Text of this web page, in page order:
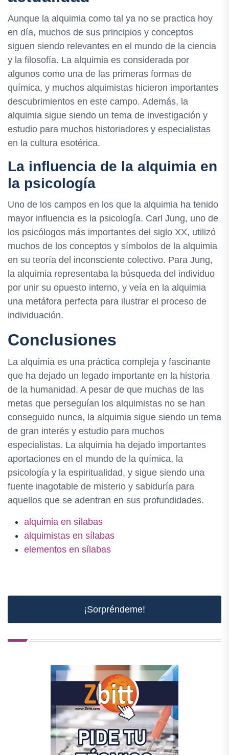
Aunque la alquimia como tal ya no se practica hoy
en día, muchos de sus principios y conceptos
siguen siendo relevantes en el mundo de la ciencia
y la filosofía. La alquimia es considerada por
algunos como una de las primeras formas de
química, y muchos alquimistas hicieron importantes
descubrimientos en este campo. Además, la
alquimia sigue siendo un tema de investigación y
estudio para muchos historiadores y especialistas
en la cultura esotérica.
La influencia de la alquimia en
la psicología
Uno de los campos en los que la alquimia ha tenido
mayor influencia es la psicología. Carl Jung, uno de
los psicólogos más importantes del siglo XX, utilizó
muchos de los conceptos y símbolos de la alquimia
en su teoría del inconsciente colectivo. Para Jung,
la alquimia representaba la búsqueda del individuo
por unir su opuesto interno, y veía en la alquimia
una metáfora perfecta para ilustrar el proceso de
individuación.
Conclusiones
La alquimia es una práctica compleja y fascinante
que ha dejado un legado importante en la historia
de la humanidad. A pesar de que muchas de las
metas que perseguían los alquimistas no se han
conseguido nunca, la alquimia sigue siendo un tema
de gran interés y estudio para muchos
especialistas. La alquimia ha dejado importantes
aportaciones en el mundo de la química, la
psicología y la espiritualidad, y sigue siendo una
fuente inagotable de misterio y sabiduría para
aquellos que se adentran en sus profundidades.
alquimia en sílabas
alquimistas en sílabas
elementos en sílabas
¡Sorpréndeme!